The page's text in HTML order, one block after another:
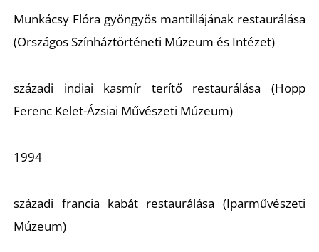
Munkácsy Flóra gyöngyös mantillájának restaurálása
(Országos Színháztörténeti Múzeum és Intézet)
századi indiai kasmír terítő restaurálása (Hopp
Ferenc Kelet-Ázsiai Művészeti Múzeum)
1994
századi francia kabát restaurálása (Iparművészeti
Múzeum)